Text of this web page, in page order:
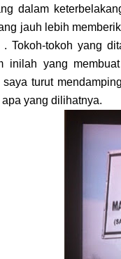
dalam
jauh lebih
. Tokoh-tokoh yang
inilah yang
turut
yang dilihatnya.